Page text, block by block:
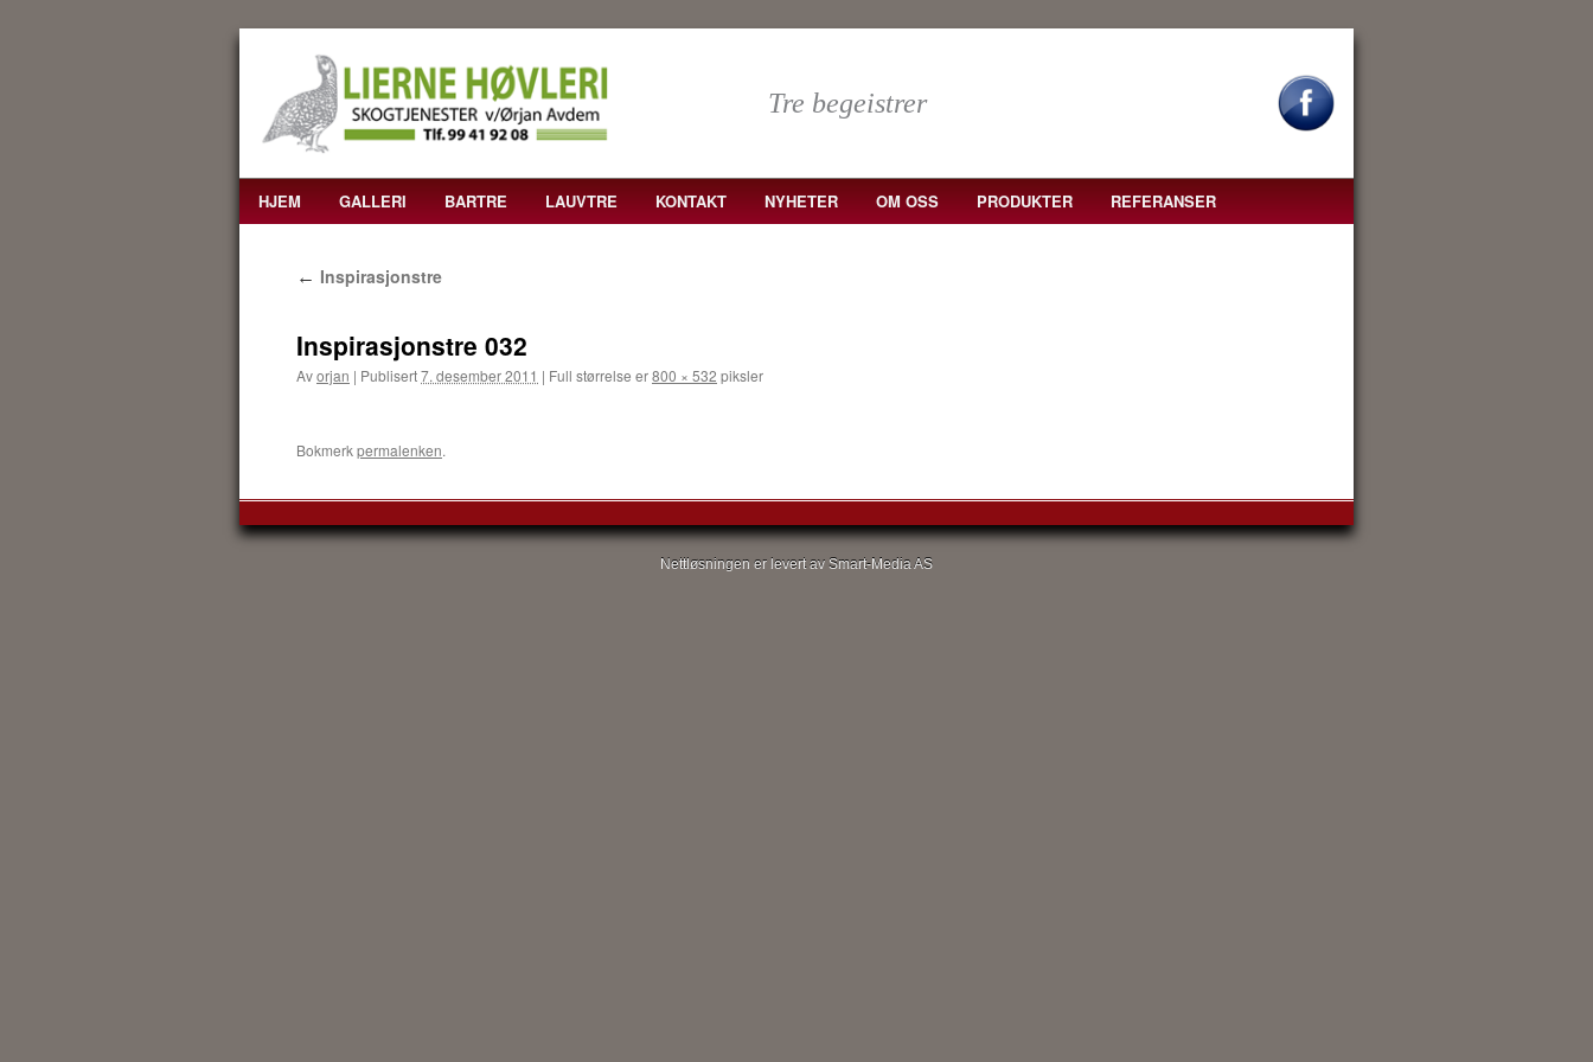
Tre begeistrer
HOPP
HJEM GALLERI BARTRE LAUVTRE KONTAKT NYHETER OM OSS PRODUKTER REFERANSER
← Inspirasjonstre
Inspirasjonstre 032
Avorjan | Publisert7. desember 2011 | Full størrelse er800 × 532 piksler
Bokmerkpermalenken.
Nettløsningen er levert av Smart-Media AS